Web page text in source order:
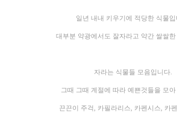
일년 내내 키우기에 적당한 식물입
대부분 약광에서도 잘자라고 약간 쌀쌀
자라는 식물들 모음입니다.
그때 그때 계절에 따라 예쁜것들을 모
끈끈이 주걱, 카필라리스, 카펜시스, 카